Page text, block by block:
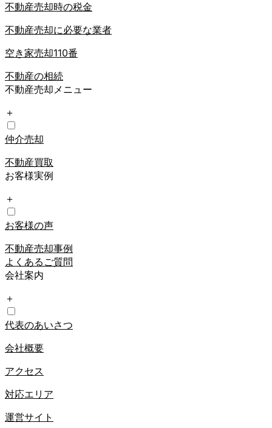
不動産売却時の税金
不動産売却に必要な業者
空き家売却110番
不動産の相続
不動産売却メニュー
＋
仲介売却
不動産買取
お客様実例
＋
お客様の声
不動産売却事例
よくあるご質問
会社案内
＋
代表のあいさつ
会社概要
アクセス
対応エリア
運営サイト